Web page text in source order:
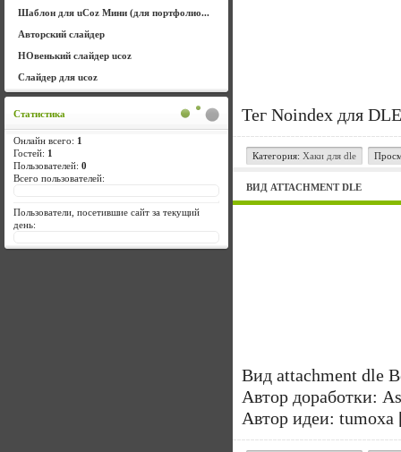
Тег Noindex для
Категория: Хаки для dle
ВИД ATTACHMENT DLE
Вид attachment dle
Автор доработки:
Автор идеи:
Шаблон для uCoz Мини (для портфолио...
Авторский слайдер
НОвенький слайдер ucoz
Слайдер для ucoz
Статистика
Онлайн всего: 1
Гостей: 1
Пользователей: 0
Всего пользователей:
Пользователи, посетившие сайт за текущий
день: